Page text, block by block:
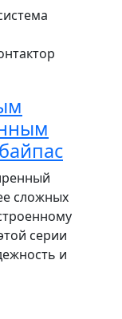
сложных
серии
и